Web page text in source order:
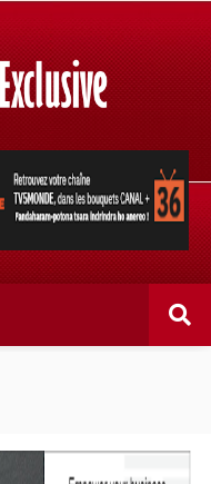
dans les bouquets
indrindra ho